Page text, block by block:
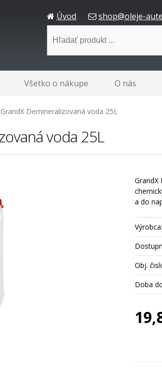
Úvod shop@oleje-
GrandX Demineralizovaná voda 25L
voda 25L
a do
Výrobca:
Obj.
Doba
Všetko o nákupe O nás